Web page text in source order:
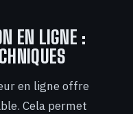
EN LIGNE :
en ligne offre
Cela permet